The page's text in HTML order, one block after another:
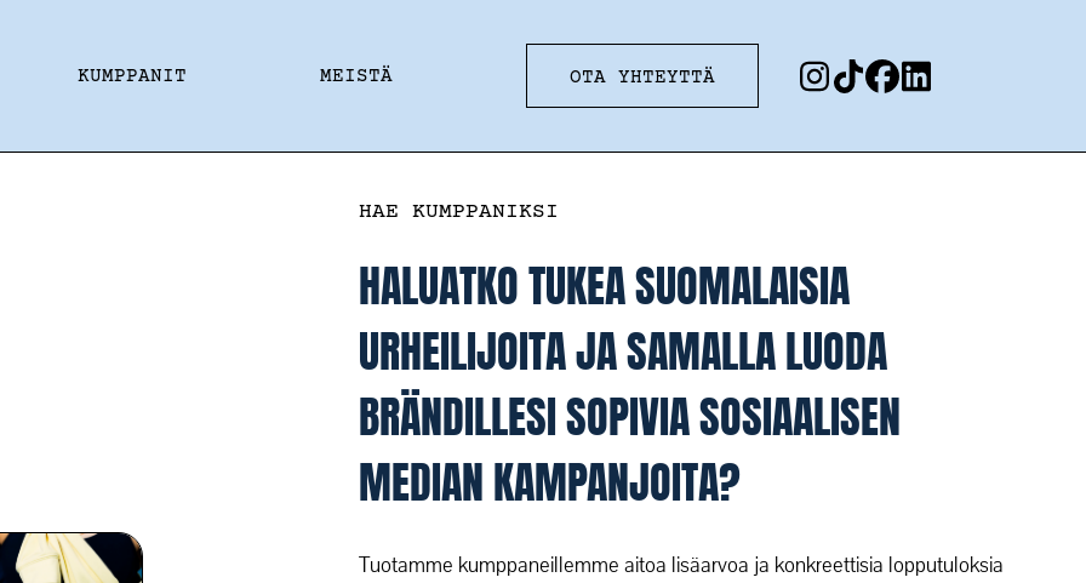
KUMPPANIT MEISTÄ OTA YHTEYTTÄ
HAE KUMPPANIKSI
HALUATKO TUKEA SUOMALAISIA
URHEILIJOITA JA SAMALLA LUODA
BRÄNDILLESI SOPIVIA SOSIAALISEN
MEDIAN KAMPANJOITA?
Tuotamme kumppaneillemme aitoa lisäarvoa ja konkreettisia lopputuloksia